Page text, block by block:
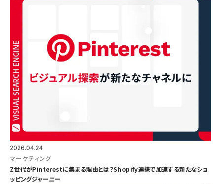
2026.04.24
マーケティング
Z世代がPinterestに集まる理由とは？Shopify連携で加速する新たなショ
ッピングジャーニー